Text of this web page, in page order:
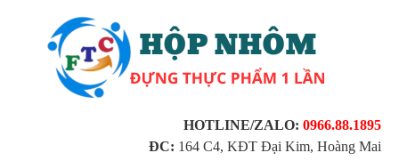
HOTLINE/ZALO: 0966.88.1895
ĐC: 164 C4, KĐT Đại Kim, Hoàng Mai